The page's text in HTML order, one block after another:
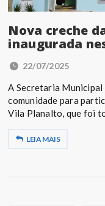
Nova creche
inaugurada
22/07/2025
A Secretaria Municipal
comunidade para
Vila Planalto, que foi
LEIA MAIS